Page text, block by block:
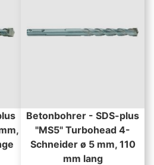
Betonbohrer - SDS-plus
"MS5" Turbohead 4-
Schneider ø 5 mm, 110
mm lang